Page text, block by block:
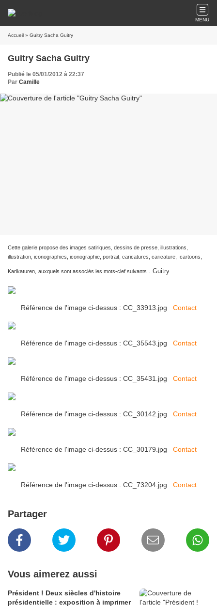
MENU
Accueil » Guitry Sacha Guitry
Guitry Sacha Guitry
Publié le 05/01/2012 à 22:37
Par Camille
Cette galerie propose des images satiriques, dessins de presse, illustrations,
illustration, iconographies, iconographie, portrait, caricatures, caricature, cartoons,
Karikaturen, auxquels sont associés les mots-clef suivants : Guitry
Référence de l'image ci-dessus : CC_33913.jpg Contact
Référence de l'image ci-dessus : CC_35543.jpg Contact
Référence de l'image ci-dessus : CC_35431.jpg Contact
Référence de l'image ci-dessus : CC_30142.jpg Contact
Référence de l'image ci-dessus : CC_30179.jpg Contact
Référence de l'image ci-dessus : CC_73204.jpg Contact
Partager
Vous aimerez aussi
Président ! Deux siècles d'histoire
présidentielle : exposition à imprimer